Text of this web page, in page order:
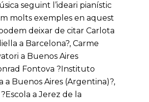
seguint l’ideari pianístic
molts exemples en aquest
deixar de citar Carlota
a Barcelona?, Carme
a Buenos Aires
Fontova ?Instituto
a Buenos Aires (Argentina)?,
a Jerez de la